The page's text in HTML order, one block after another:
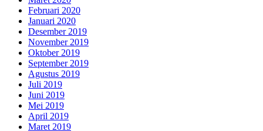
Februari 2020
Januari 2020
Desember 2019
November 2019
Oktober 2019
September 2019
Agustus 2019
Juli 2019
Juni 2019
Mei 2019
April 2019
Maret 2019